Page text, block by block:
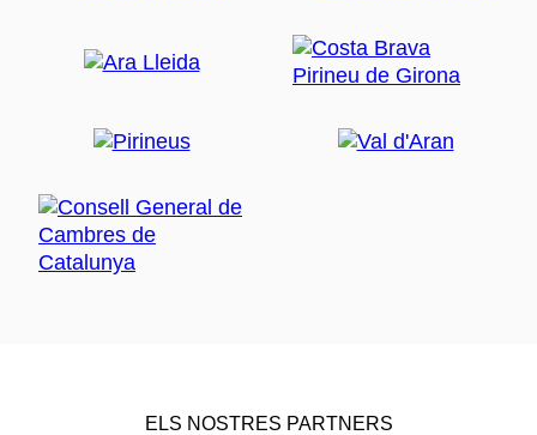
ELS NOSTRES PARTNERS